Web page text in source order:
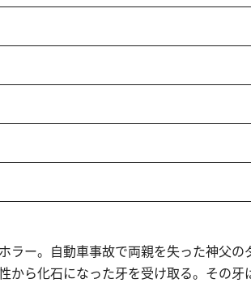
ラー。自動車事故で両親を失った神父の
から化石になった牙を受け取る。その牙